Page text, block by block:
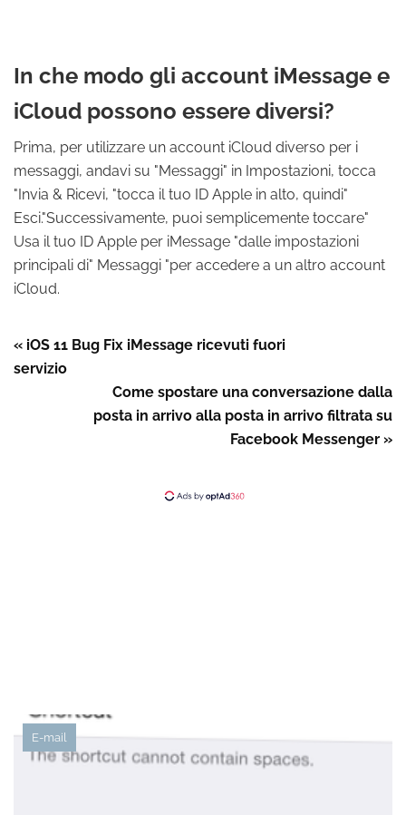
In che modo gli account iMessage e
iCloud possono essere diversi?
Prima, per utilizzare un account iCloud diverso per i
messaggi, andavi su "Messaggi" in Impostazioni, tocca
"Invia & Ricevi, "tocca il tuo ID Apple in alto, quindi"
Esci."Successivamente, puoi semplicemente toccare"
Usa il tuo ID Apple per iMessage "dalle impostazioni
principali di" Messaggi "per accedere a un altro account
iCloud.
« iOS 11 Bug Fix iMessage ricevuti fuori
servizio
Come spostare una conversazione dalla
posta in arrivo alla posta in arrivo filtrata su
Facebook Messenger »
E-mail